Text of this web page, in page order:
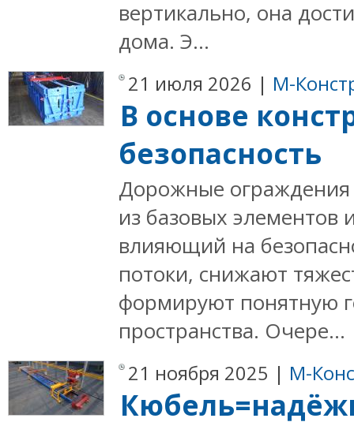
вертикально, она
дома. Э...
21 июля 2026 | М-
В основе
безопасность
Дорожные
из базовых
влияющий на
потоки, снижают
формируют понятную
пространства. Очере...
21 ноября 2025 | М-